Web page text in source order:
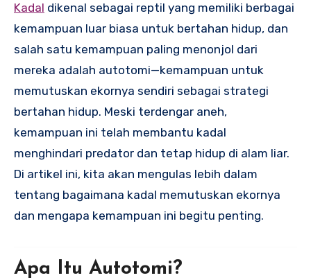
Kadal dikenal sebagai reptil yang memiliki berbagai
kemampuan luar biasa untuk bertahan hidup, dan
salah satu kemampuan paling menonjol dari
mereka adalah autotomi—kemampuan untuk
memutuskan ekornya sendiri sebagai strategi
bertahan hidup. Meski terdengar aneh,
kemampuan ini telah membantu kadal
menghindari predator dan tetap hidup di alam liar.
Di artikel ini, kita akan mengulas lebih dalam
tentang bagaimana kadal memutuskan ekornya
dan mengapa kemampuan ini begitu penting.
Apa Itu Autotomi?